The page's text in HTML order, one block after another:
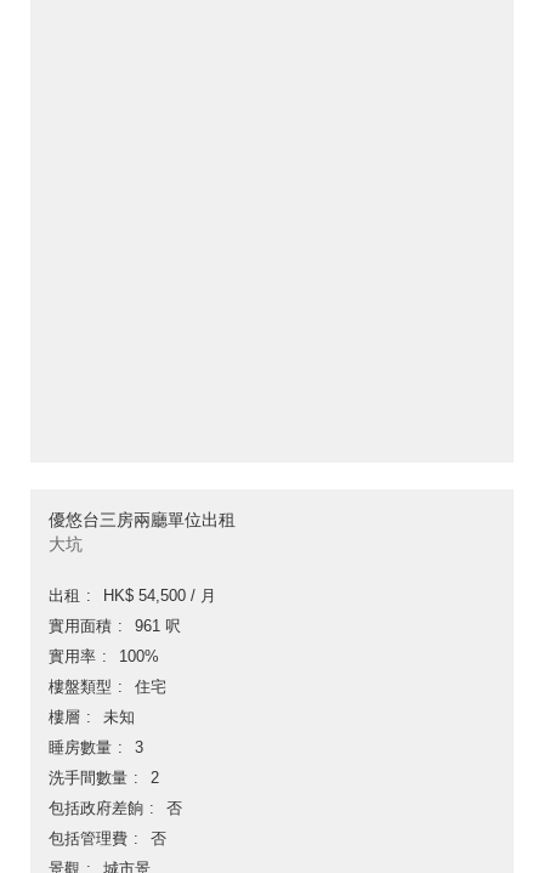
優悠台三房兩廳單位出租
大坑
出租
HK$ 54,500 / 月
實用面積
961 呎
實用率
100%
樓盤類型
住宅
樓層
未知
睡房數量
3
洗手間數量
2
包括政府差餉
否
包括管理費
否
景觀
城市景